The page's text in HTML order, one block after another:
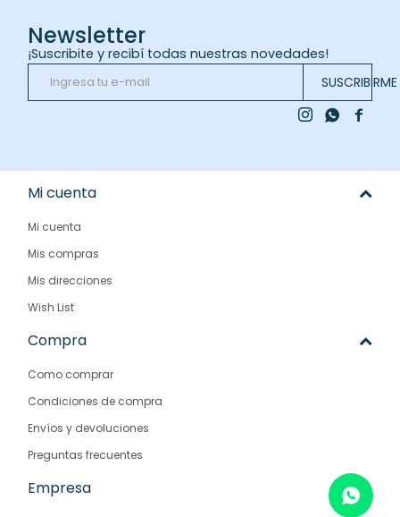
Newsletter
¡Suscribite y recibí todas nuestras novedades!
SUSCRIBIRME

 
Mi cuenta
Mi cuenta
Mis compras
Mis direcciones
Wish List
Compra
Como comprar
Condiciones de compra
Envíos y devoluciones
Preguntas frecuentes
Empresa